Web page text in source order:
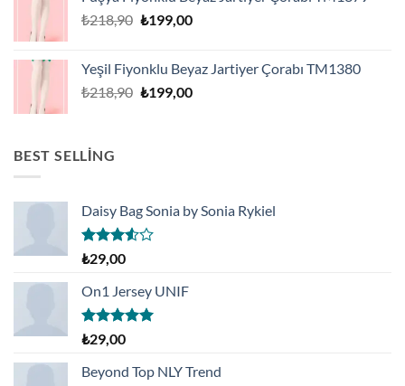
₺218,90 Orijinal
₺199,00Şu
₺199,00.
Yeşil Fiyonklu Beyaz Jartiyer Çorabı TM1380
₺218,90 Orijinal
₺199,00Şu
BEST SELLING
Daisy Bag Sonia by Sonia Rykiel
5
üzerinden
3.50oy
aldı
₺29,00
On1 Jersey UNIF
5 üzerinden
5.00oy
aldı
₺29,00
Beyond Top NLY Trend